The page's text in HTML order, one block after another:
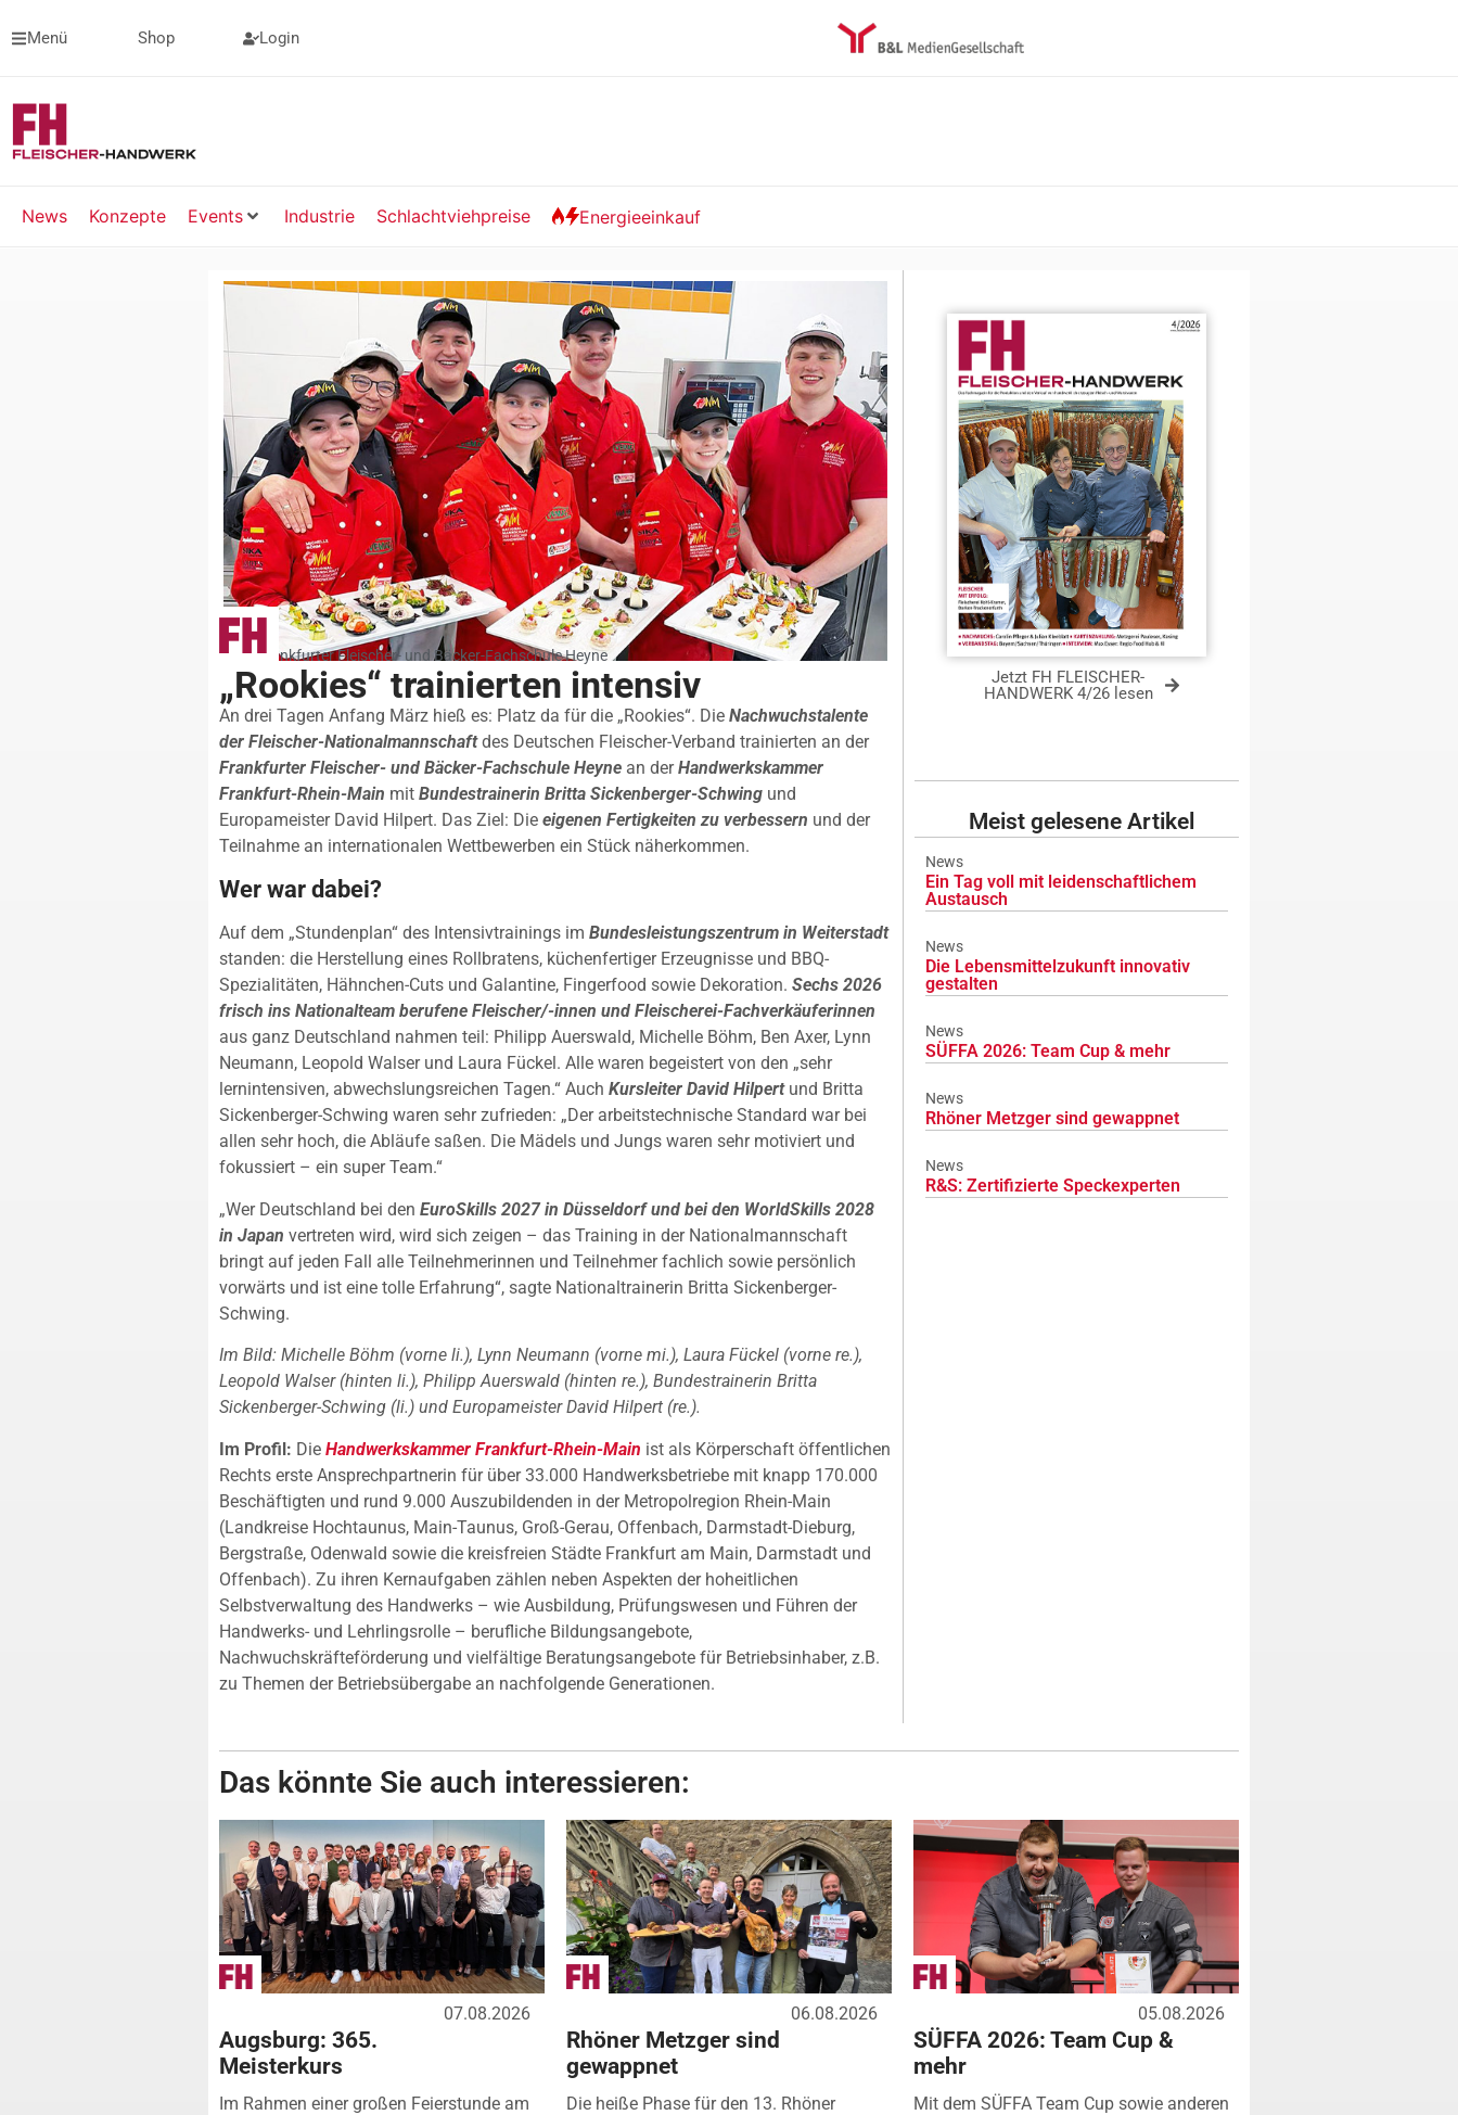
Menü Shop Login
News Konzepte Events Industrie Schlachtviehpreise Energieeinkauf
Foto: Frankfurter Fleischer- und Bäcker-Fachschule Heyne
„Rookies“ trainierten intensiv
An drei Tagen Anfang März hieß es: Platz da für die „Rookies“. Die Nachwuchstalente
der Fleischer-Nationalmannschaft des Deutschen Fleischer-Verband trainierten an der
Frankfurter Fleischer- und Bäcker-Fachschule Heyne an derHandwerkskammer
Frankfurt-Rhein-Main mit Bundestrainerin Britta Sickenberger-Schwing und
Europameister David Hilpert. Das Ziel: Die eigenen Fertigkeiten zu verbessern und der
Teilnahme an internationalen Wettbewerben ein Stück näherkommen.
Wer war dabei?
Auf dem „Stundenplan“ des Intensivtrainings im Bundesleistungszentrum in Weiterstadt
standen: die Herstellung eines Rollbratens, küchenfertiger Erzeugnisse und BBQ-
Spezialitäten, Hähnchen-Cuts und Galantine, Fingerfood sowie Dekoration. Sechs 2026
frisch ins Nationalteam berufene Fleischer/-innen und Fleischerei-Fachverkäuferinnen
aus ganz Deutschland nahmen teil: Philipp Auerswald, Michelle Böhm, Ben Axer, Lynn
Neumann, Leopold Walser und Laura Fückel. Alle waren begeistert von den „sehr
lernintensiven, abwechslungsreichen Tagen.“ Auch Kursleiter David Hilpertund Britta
Sickenberger-Schwing waren sehr zufrieden: „Der arbeitstechnische Standard war bei
allen sehr hoch, die Abläufe saßen. Die Mädels und Jungs waren sehr motiviert und
fokussiert – ein super Team.“
„Wer Deutschland bei den EuroSkills 2027 in Düsseldorf und bei den WorldSkills 2028
in Japan vertreten wird, wird sich zeigen – das Training in der Nationalmannschaft
bringt auf jeden Fall alle Teilnehmerinnen und Teilnehmer fachlich sowie persönlich
vorwärts und ist eine tolle Erfahrung“, sagte Nationaltrainerin Britta Sickenberger-
Schwing.
Im Bild: Michelle Böhm (vorne li.), Lynn Neumann (vorne mi.), Laura Fückel (vorne re.),
Leopold Walser (hinten li.), Philipp Auerswald (hinten re.), Bundestrainerin Britta
Sickenberger-Schwing (li.) und Europameister David Hilpert (re.).
Im Profil: Die Handwerkskammer Frankfurt-Rhein-Main ist als Körperschaft öffentlichen
Rechts erste Ansprechpartnerin für über 33.000 Handwerksbetriebe mit knapp 170.000
Beschäftigten und rund 9.000 Auszubildenden in der Metropolregion Rhein-Main
(Landkreise Hochtaunus, Main-Taunus, Groß-Gerau, Offenbach, Darmstadt-Dieburg,
Bergstraße, Odenwald sowie die kreisfreien Städte Frankfurt am Main, Darmstadt und
Offenbach). Zu ihren Kernaufgaben zählen neben Aspekten der hoheitlichen
Selbstverwaltung des Handwerks – wie Ausbildung, Prüfungswesen und Führen der
Handwerks- und Lehrlingsrolle – berufliche Bildungsangebote,
Nachwuchskräfteförderung und vielfältige Beratungsangebote für Betriebsinhaber, z.B.
zu Themen der Betriebsübergabe an nachfolgende Generationen.
Jetzt FH FLEISCHER-
HANDWERK 4/26 lesen
Meist gelesene Artikel
News
Ein Tag voll mit leidenschaftlichem
Austausch
News
Die Lebensmittelzukunft innovativ
gestalten
News
SÜFFA 2026: Team Cup & mehr
News
Rhöner Metzger sind gewappnet
News
R&S: Zertifizierte Speckexperten
Das könnte Sie auch interessieren:
07.08.2026
Augsburg: 365.
Meisterkurs
Im Rahmen einer großen Feierstunde am
06.08.2026
Rhöner Metzger sind
gewappnet
Die heiße Phase für den 13. Rhöner
05.08.2026
SÜFFA 2026: Team Cup &
mehr
Mit dem SÜFFA Team Cup sowie anderen